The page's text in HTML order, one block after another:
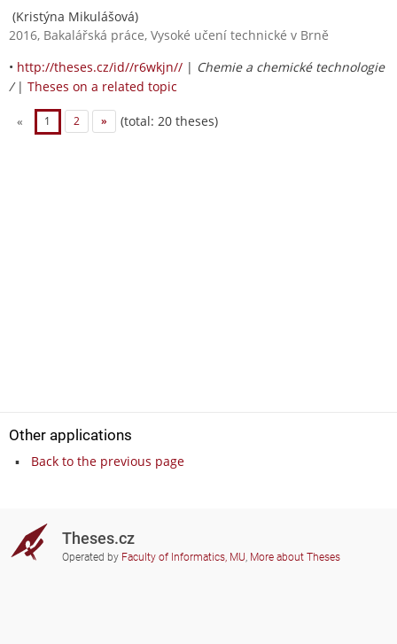
(Kristýna Mikulášová)
2016, Bakalářská práce, Vysoké učení technické v Brně
• http://theses.cz/id//r6wkjn// | Chemie a chemické technologie
/ | Theses on a related topic
« 1 2 » (total: 20 theses)
Other applications
Back to the previous page
Theses.cz
Operated by Faculty of Informatics, MU, More about Theses